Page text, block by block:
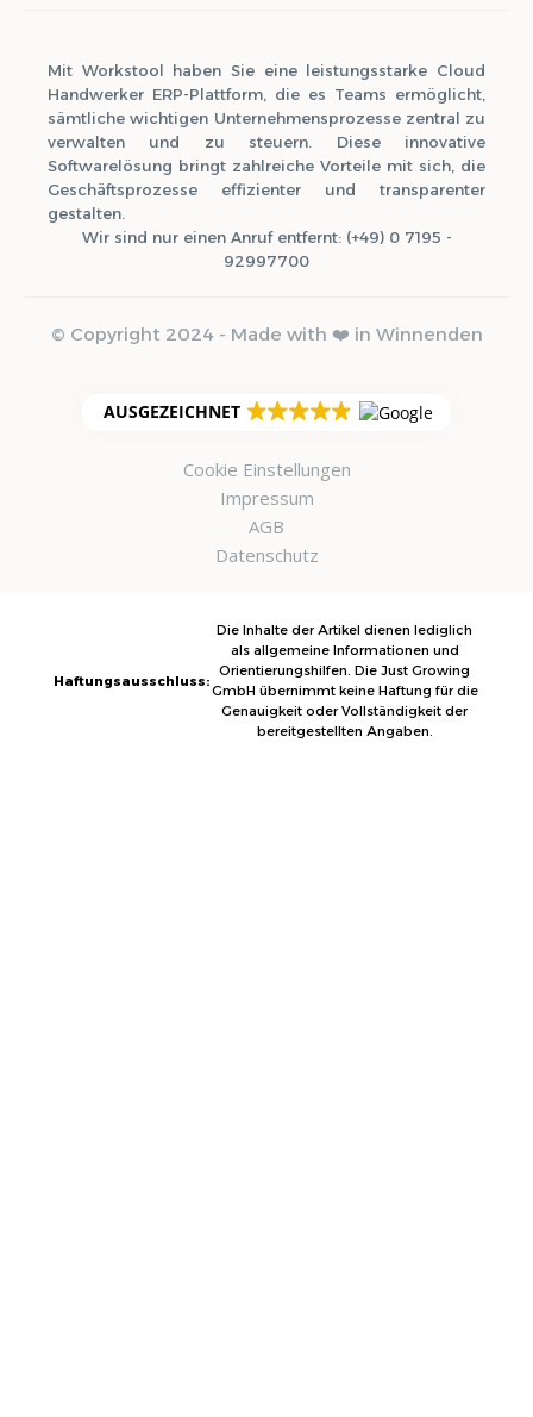
Mit Workstool haben Sie eine leistungsstarke Cloud
Handwerker ERP-Plattform, die es Teams ermöglicht,
sämtliche wichtigen Unternehmensprozesse zentral zu
verwalten und zu steuern. Diese innovative
Softwarelösung bringt zahlreiche Vorteile mit sich, die
Geschäftsprozesse effizienter und transparenter
gestalten.
Wir sind nur einen Anruf entfernt: (+49) 0 7195 -
92997700
© Copyright 2024 - Made with ❤️ in Winnenden
AUSGEZEICHNET
Cookie Einstellungen
Impressum
AGB
Datenschutz
Haftungsausschluss:
Die Inhalte der Artikel dienen lediglich
als allgemeine Informationen und
Orientierungshilfen. Die Just Growing
GmbH übernimmt keine Haftung für die
Genauigkeit oder Vollständigkeit der
bereitgestellten Angaben.